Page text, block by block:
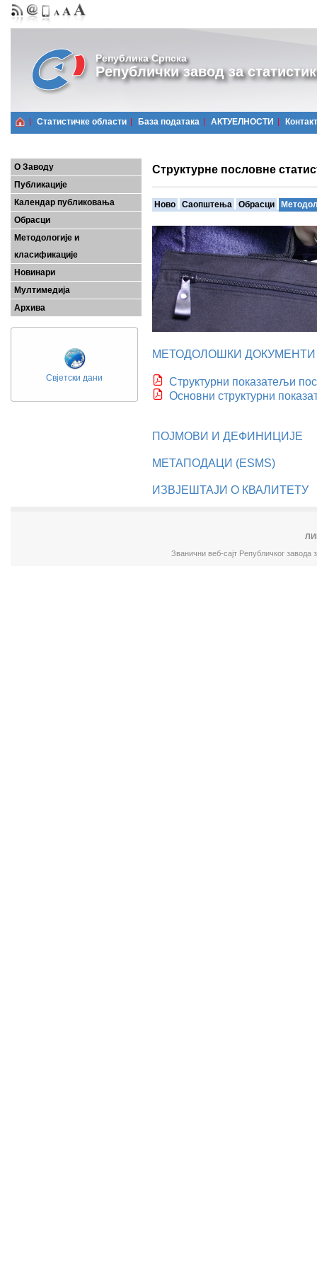
Република Српска
Републички завод за
Статистичке области Базa података АКТУЕЛНОСТИ Контакт
О Заводу
Публикације
Календар публиковања
Обрасци
Методологије и
класификације
Новинари
Мултимедија
Архива
Свјетски дани
Структурне пословне
Ново Саопштења Обрасци
МЕТОДОЛОШКИ ДОКУМЕНТИ
Структурни показатељи
Основни структурни
ПОЈМОВИ И ДЕФИНИЦИЈЕ
МЕТАПОДАЦИ (ESMS)
ИЗВЈЕШТАЈИ О КВАЛИТЕТУ
Званични веб-сајт Републичког